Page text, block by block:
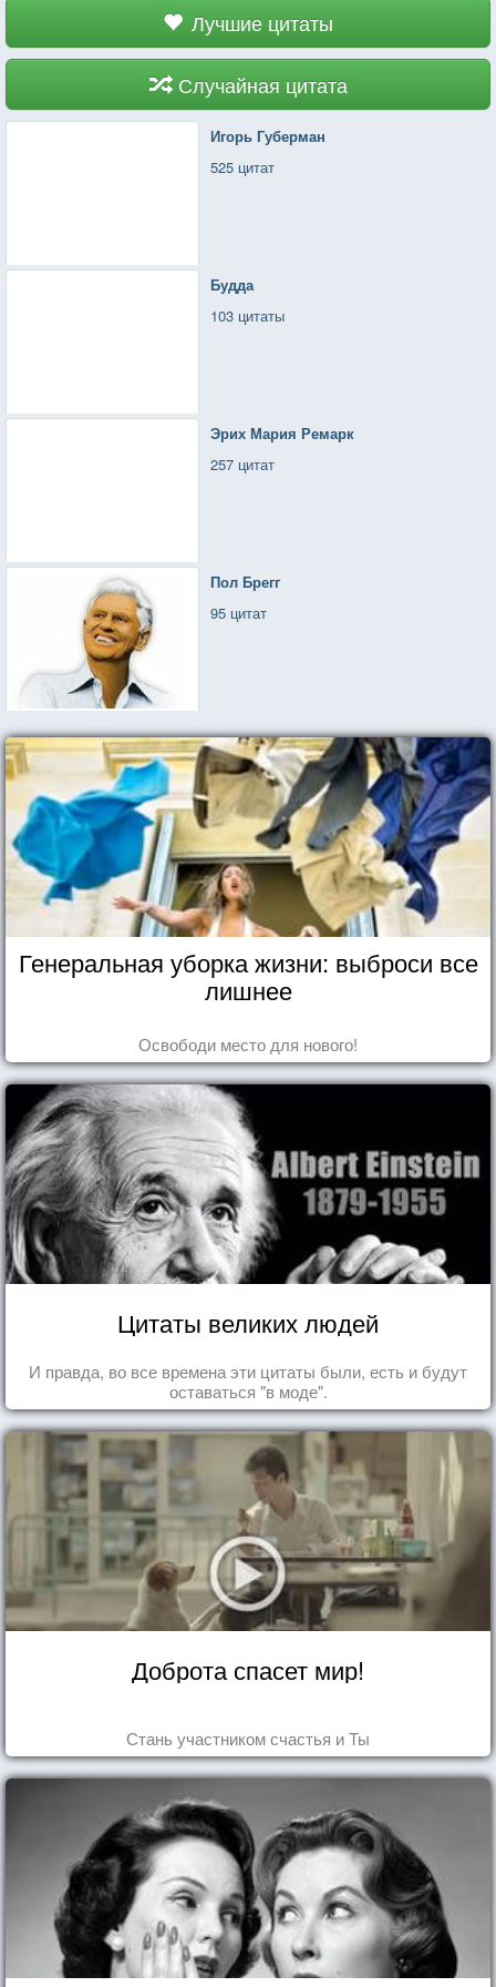
Лучшие цитаты
Случайная цитата
Игорь Губерман
525 цитат
Будда
103 цитаты
Эрих Мария Ремарк
257 цитат
Пол Брегг
95 цитат
Генеральная уборка жизни: выброси все
лишнее
Освободи место для нового!
Цитаты великих людей
И правда, во все времена эти цитаты были, есть и будут
оставаться "в моде".
Доброта спасет мир!
Стань участником счастья и Ты